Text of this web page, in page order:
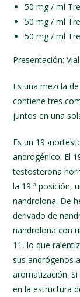
50 mg / ml
50 mg / ml
50 mg / ml
Presentación:
Es una mezcla
contiene tres
juntos en una
Es un
androgénico. El
testosterona
la 19 ª posición,
nandrolona. De
derivado de
nandrolona con
11, lo que
sus andrógenos
aromatización.
en la estructura